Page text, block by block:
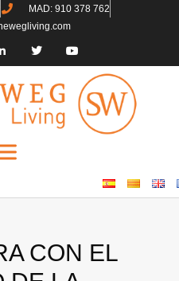
MAD: 910 378 762
CON EL